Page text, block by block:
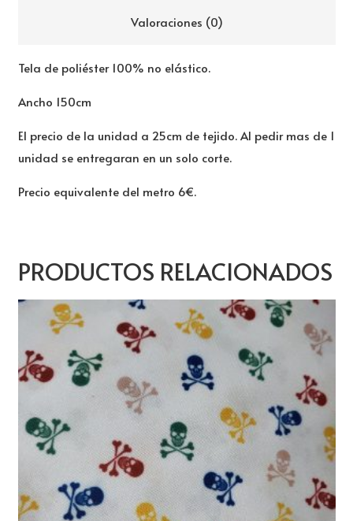
Valoraciones (0)
Tela de poliéster 100% no elástico.
Ancho 150cm
El precio de la unidad a 25cm de tejido. Al pedir mas de 1
unidad se entregaran en un solo corte.
Precio equivalente del metro 6€.
PRODUCTOS RELACIONADOS